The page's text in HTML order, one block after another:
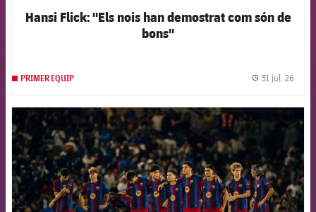
Hansi Flick: "Els nois han demostrat com són de
bons"
PRIMER EQUIP 31 jul. 26
FCB Barcelona badge